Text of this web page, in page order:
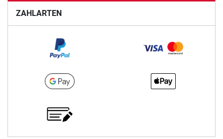
ZAHLARTEN